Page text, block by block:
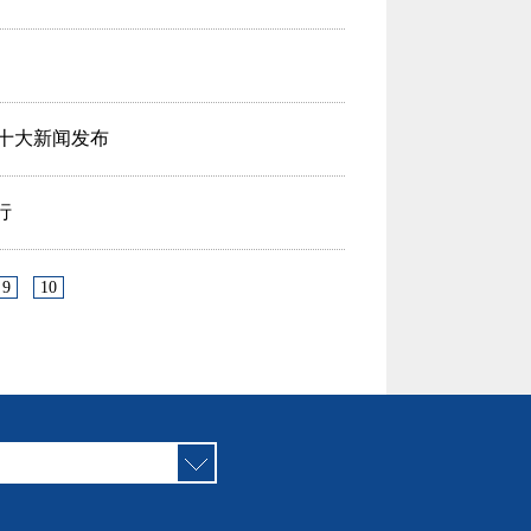
大新闻发布
9 10